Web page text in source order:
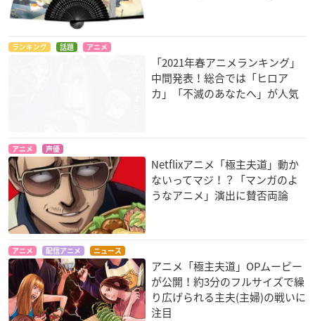
ランキング 話題 アニメ
「2021年春アニメランキング」
中間発表！総合では「ヒロア
カ」「不滅のあなたへ」が人気
アニメ 声優
Netflixアニメ「極主夫道」動か
ないってマジ！？「マンガのよ
うなアニメ」演出に賛否両論
アニメ 配信アニメ ニュース
アニメ「極主夫道」OPムービー
が公開！約3分のフルサイズで繰
り広げられる主夫(主婦)の戦いに
注目